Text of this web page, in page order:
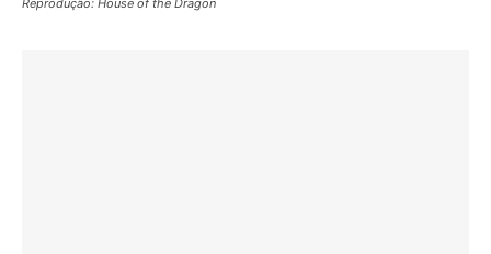
Reprodução: House of the Dragon